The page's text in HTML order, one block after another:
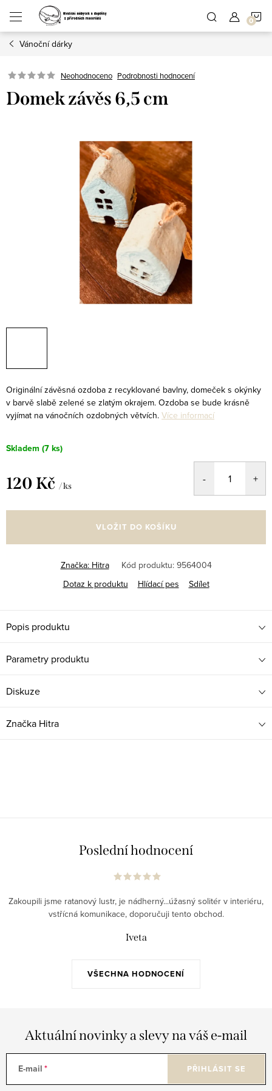
obsah
Vánoční dárky
Neohodnoceno Podrobnosti hodnocení
Domek závěs 6,5 cm
Originální závěsná ozdoba z recyklované bavlny, domeček s okýnky
v barvě slabě zelené se zlatým okrajem. Ozdoba se bude krásně
vyjímat na vánočních ozdobných větvích. Více informací
Skladem (7 ks)
120 Kč / ks
cena:
VLOŽIT DO KOŠÍKU
Značka: Hitra Kód produktu: 9564004
Dotaz k produktu
Hlídací pes Sdílet
Popis produktu
Parametry produktu
Diskuze
Značka Hitra
Poslední hodnocení
VŠECHNA HODNOCENÍ
Zakoupili jsme ratanový lustr, je nádherný...úžasný solitér v interiéru,
vstřícná komunikace, doporučuji tento obchod.
Iveta
Aktuální novinky a slevy na váš e-mail
E-mail PŘIHLÁSIT SE